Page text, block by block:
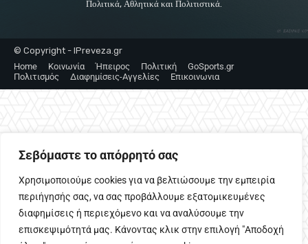
Σεβόμαστε το απόρρητό σας
Χρησιμοποιούμε cookies για να βελτιώσουμε την εμπειρία
περιήγησής σας, να σας προβάλλουμε εξατομικευμένες
διαφημίσεις ή περιεχόμενο και να αναλύσουμε την
επισκεψιμότητά μας. Κάνοντας κλικ στην επιλογή "Αποδοχή
Πολιτικά, Αθλητικά και Πολιτιστικά.
© Copyright - IPreveza.gr
Home
Κοινωνία Ήπειρος Πολιτική
GoSports.gr
Πολιτισμός
Διαφημίσεις-Αγγελίες Επικοινωνια